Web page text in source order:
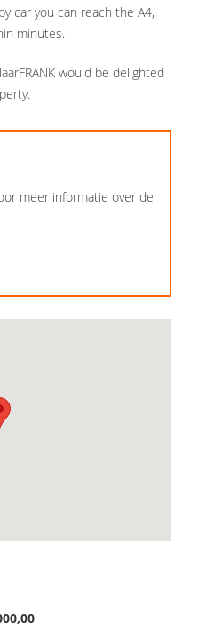
car you can reach the A4,
minutes.
would be delighted
meer informatie over de